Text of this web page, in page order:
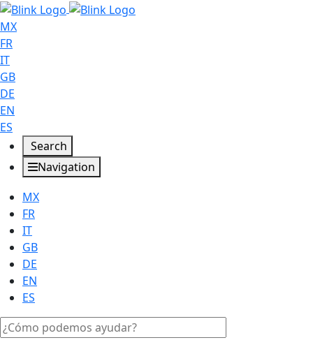
MX
FR
IT
GB
DE
EN
ES
Search
Navigation
MX
FR
IT
GB
DE
EN
ES